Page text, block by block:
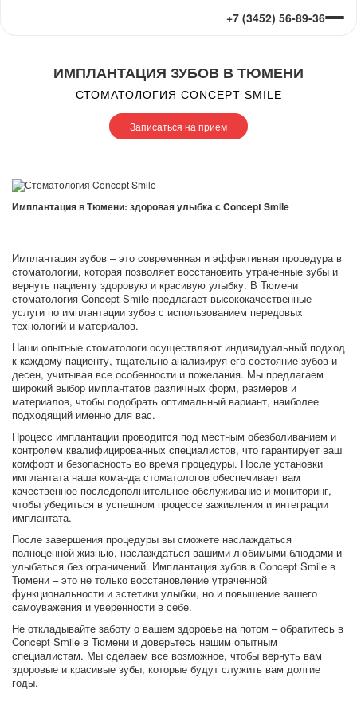
+7 (3452) 56-89-36
ИМПЛАНТАЦИЯ ЗУБОВ В ТЮМЕНИ
СТОМАТОЛОГИЯ CONCEPT SMILE
Записаться на прием
Имплантация в Тюмени: здоровая улыбка с Concept Smile
Имплантация зубов – это современная и эффективная процедура в
стоматологии, которая позволяет восстановить утраченные зубы и
вернуть пациенту здоровую и красивую улыбку. В Тюмени
стоматология Concept Smile предлагает высококачественные
услуги по имплантации зубов с использованием передовых
технологий и материалов.
Наши опытные стоматологи осуществляют индивидуальный подход
к каждому пациенту, тщательно анализируя его состояние зубов и
десен, учитывая все особенности и пожелания. Мы предлагаем
широкий выбор имплантатов различных форм, размеров и
материалов, чтобы подобрать оптимальный вариант, наиболее
подходящий именно для вас.
Процесс имплантации проводится под местным обезболиванием и
контролем квалифицированных специалистов, что гарантирует ваш
комфорт и безопасность во время процедуры. После установки
имплантата наша команда стоматологов обеспечивает вам
качественное последополнительное обслуживание и мониторинг,
чтобы убедиться в успешном процессе заживления и интеграции
имплантата.
После завершения процедуры вы сможете наслаждаться
полноценной жизнью, наслаждаться вашими любимыми блюдами и
улыбаться без ограничений. Имплантация зубов в Concept Smile в
Тюмени – это не только восстановление утраченной
функциональности и эстетики улыбки, но и повышение вашего
самоуважения и уверенности в себе.
Не откладывайте заботу о вашем здоровье на потом – обратитесь в
Concept Smile в Тюмени и доверьтесь нашим опытным
специалистам. Мы сделаем все возможное, чтобы вернуть вам
здоровые и красивые зубы, которые будут служить вам долгие
годы.